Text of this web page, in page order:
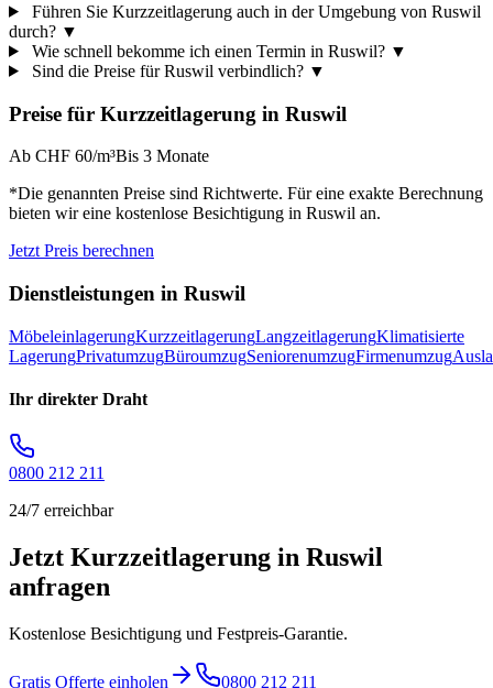
Führen Sie Kurzzeitlagerung auch in der Umgebung von Ruswil
durch? ▼
Wie schnell bekomme ich einen Termin in Ruswil? ▼
Sind die Preise für Ruswil verbindlich? ▼
Preise für Kurzzeitlagerung in Ruswil
Ab CHF 60/m³Bis 3 Monate
*Die genannten Preise sind Richtwerte. Für eine exakte Berechnung
bieten wir eine kostenlose Besichtigung in Ruswil an.
Jetzt Preis berechnen
Dienstleistungen in Ruswil
MöbeleinlagerungKurzzeitlagerungLangzeitlagerungKlimatisierte
LagerungPrivatumzugBüroumzugSeniorenumzugFirmenumzug
Ihr direkter Draht
0800 212 211
24/7 erreichbar
Jetzt Kurzzeitlagerung in Ruswil
anfragen
Kostenlose Besichtigung und Festpreis-Garantie.
Gratis Offerte einholen 0800 212 211